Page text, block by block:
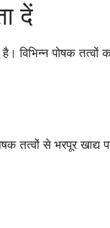
दें
विभिन्न पोषक तत्वों
से भरपूर खाद्य